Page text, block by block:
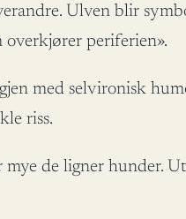
Ulven blir
overkjører periferien».
med selvironisk
riss.
de ligner hunder.